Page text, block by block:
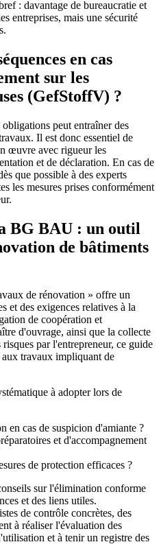
: davantage de bureaucratie et
entreprises, mais une sécurité
en cas
sur les
(GefStoffV) ?
peut entraîner des
Il est donc essentiel de
œuvre avec rigueur les
et de déclaration. En cas de
que possible à des experts
les mesures prises conformément
BG BAU : un outil
de bâtiments
de rénovation » offre un
et des exigences relatives à la
de coopération et
d'ouvrage, ainsi que la collecte
par l'entrepreneur, ce guide
aux travaux impliquant de
à adopter lors de
en cas de suspicion d'amiante ?
et d'accompagnement
de protection efficaces ?
sur l'élimination conforme
et des liens utiles.
de contrôle concrètes, des
à réaliser l'évaluation des
et à tenir un registre des